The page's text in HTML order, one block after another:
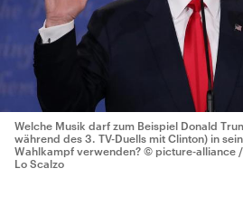
Welche Musik darf zum Beispiel Donald
während des 3. TV-Duells mit Clinton) in
Wahlkampf verwenden? © picture-alliance
Lo Scalzo